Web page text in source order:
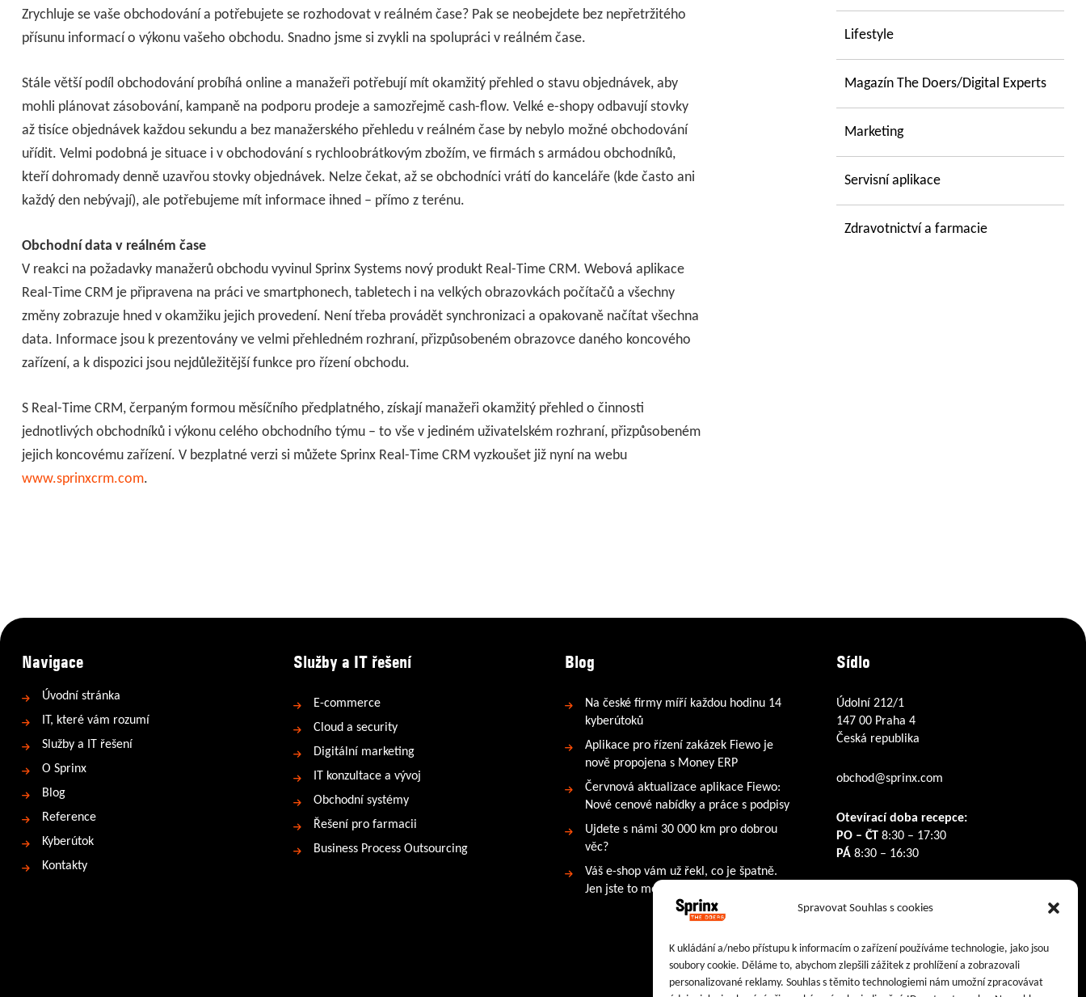
Spravovat Souhlas s cookies
K ukládání a/nebo přístupu k informacím o zařízení používáme technologie, jako jsou
soubory cookie. Děláme to, abychom zlepšili zážitek z prohlížení a zobrazovali
personalizované reklamy. Souhlas s těmito technologiemi nám umožní zpracovávat
Zrychluje se vaše obchodování a potřebujete se rozhodovat v reálném čase? Pak se neobejdete bez nepřetržitého
přísunu informací o výkonu vašeho obchodu. Snadno jsme si zvykli na spolupráci v reálném čase.
Stále větší podíl obchodování probíhá online a manažeři potřebují mít okamžitý přehled o stavu objednávek, aby
mohli plánovat zásobování, kampaně na podporu prodeje a samozřejmě cash-flow. Velké e-shopy odbavují stovky
až tisíce objednávek každou sekundu a bez manažerského přehledu v reálném čase by nebylo možné obchodování
uřídit. Velmi podobná je situace i v obchodování s rychloobrátkovým zbožím, ve firmách s armádou obchodníků,
kteří dohromady denně uzavřou stovky objednávek. Nelze čekat, až se obchodníci vrátí do kanceláře (kde často ani
každý den nebývají), ale potřebujeme mít informace ihned – přímo z terénu.
Obchodní data v reálném čase
V reakci na požadavky manažerů obchodu vyvinul Sprinx Systems nový produkt Real-Time CRM. Webová aplikace
Real-Time CRM je připravena na práci ve smartphonech, tabletech i na velkých obrazovkách počítačů a všechny
změny zobrazuje hned v okamžiku jejich provedení. Není třeba provádět synchronizaci a opakovaně načítat všechna
data. Informace jsou k prezentovány ve velmi přehledném rozhraní, přizpůsobeném obrazovce daného koncového
zařízení, a k dispozici jsou nejdůležitější funkce pro řízení obchodu.
S Real-Time CRM, čerpaným formou měsíčního předplatného, získají manažeři okamžitý přehled o činnosti
jednotlivých obchodníků i výkonu celého obchodního týmu – to vše v jediném uživatelském rozhraní, přizpůsobeném
jejich koncovému zařízení. V bezplatné verzi si můžete Sprinx Real-Time CRM vyzkoušet již nyní na webu
www.sprinxcrm.com.
Lifestyle
Magazín The Doers/Digital Experts
Marketing
Servisní aplikace
Zdravotnictví a farmacie
Navigace
Úvodní stránka
IT, které vám rozumí
Služby a IT řešení
O Sprinx
Blog
Reference
Kyberútok
Kontakty
Služby a IT řešení
E-commerce
Cloud a security
Digitální marketing
IT konzultace a vývoj
Obchodní systémy
Řešení pro farmacii
Business Process Outsourcing
Blog
Na české firmy míří každou hodinu 14
kyberútoků
Aplikace pro řízení zakázek Fiewo je
nově propojena s Money ERP
Červnová aktualizace aplikace Fiewo:
Nové cenové nabídky a práce s podpisy
Ujdete s námi 30 000 km pro dobrou
věc?
Váš e-shop vám už řekl, co je špatně.
Jen jste to možná neslyšeli
Sídlo
Údolní 212/1
147 00 Praha 4
Česká republika
obchod@sprinx.com
Otevírací doba recepce:
PO – ČT 8:30 – 17:30
PÁ 8:30 – 16:30
Facebook
Instagram
LinkedIn